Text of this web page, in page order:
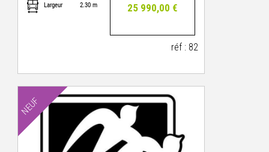
Largeur 2.30 m
25 990,00 €
réf : 82
NEUF